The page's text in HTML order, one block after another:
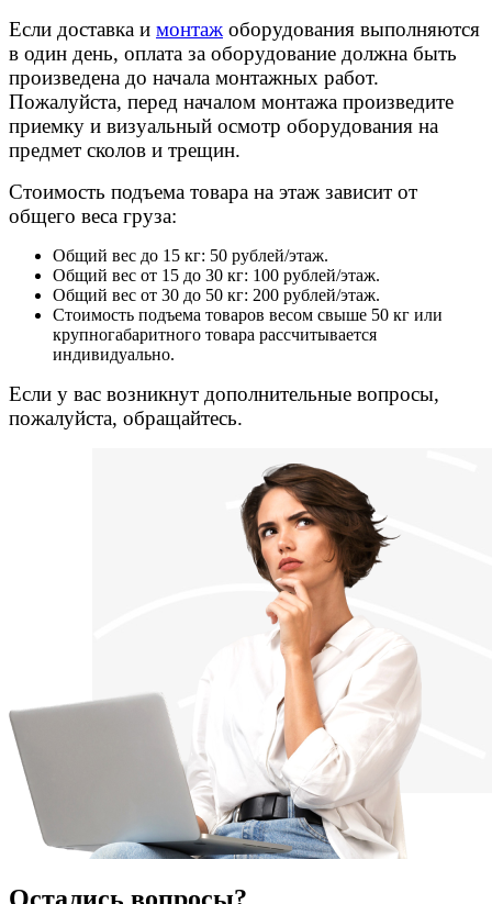
Если доставка и монтаж оборудования выполняются
в один день, оплата за оборудование должна быть
произведена до начала монтажных работ.
Пожалуйста, перед началом монтажа произведите
приемку и визуальный осмотр оборудования на
предмет сколов и трещин.
Стоимость подъема товара на этаж зависит от
общего веса груза:
Общий вес до 15 кг: 50 рублей/этаж.
Общий вес от 15 до 30 кг: 100 рублей/этаж.
Общий вес от 30 до 50 кг: 200 рублей/этаж.
Стоимость подъема товаров весом свыше 50 кг или
крупногабаритного товара рассчитывается
индивидуально.
Если у вас возникнут дополнительные вопросы,
пожалуйста, обращайтесь.